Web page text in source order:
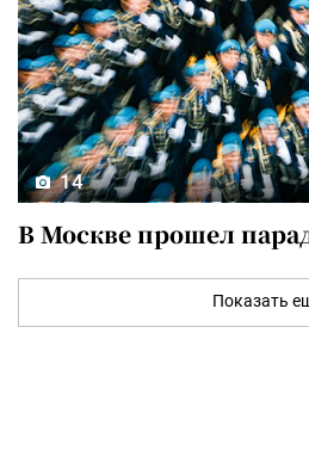
14
В Москве прошел
Показать